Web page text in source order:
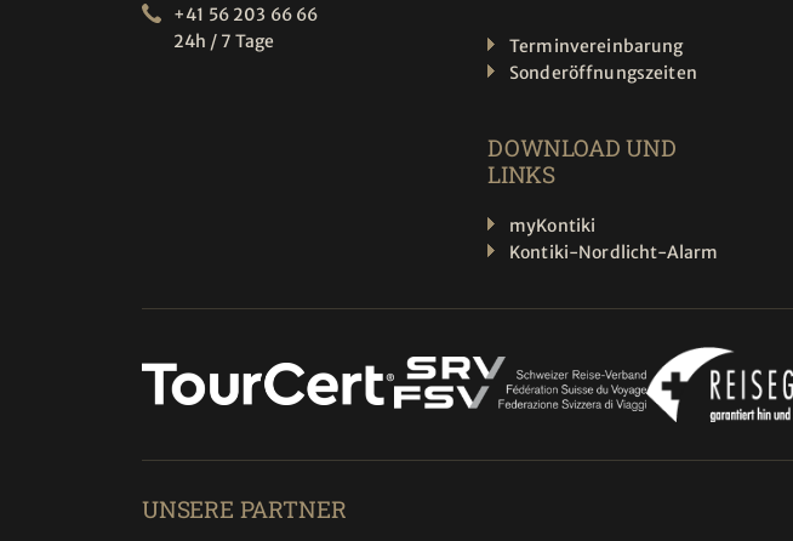
+41 56 203 66 66
24h / 7 Tage
Terminvereinbarung
Sonderöffnungszeiten
DOWNLOAD UND
LINKS
myKontiki
Kontiki-Nordlicht-Alarm
UNSERE PARTNER